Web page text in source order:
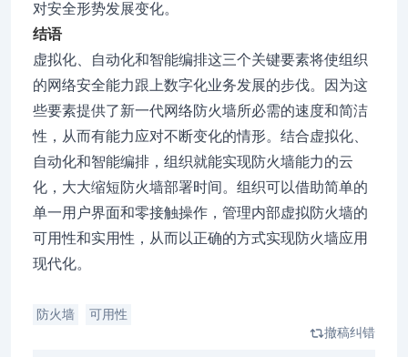
对安全形势发展变化。
结语
虚拟化、自动化和智能编排这三个关键要素将使组织
的网络安全能力跟上数字化业务发展的步伐。因为这
些要素提供了新一代网络防火墙所必需的速度和简洁
性，从而有能力应对不断变化的情形。结合虚拟化、
自动化和智能编排，组织就能实现防火墙能力的云
化，大大缩短防火墙部署时间。组织可以借助简单的
单一用户界面和零接触操作，管理内部虚拟防火墙的
可用性和实用性，从而以正确的方式实现防火墙应用
现代化。
防火墙
可用性
撤稿纠错